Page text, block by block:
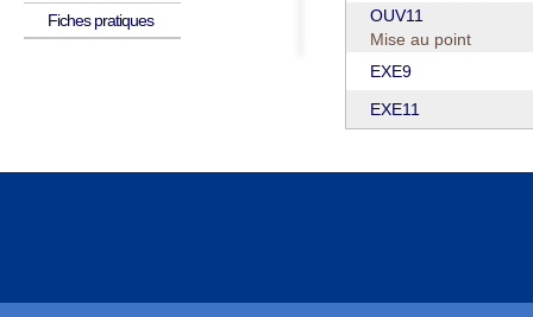
Fiches pratiques
OUV11
Mise au point
EXE9
EXE11